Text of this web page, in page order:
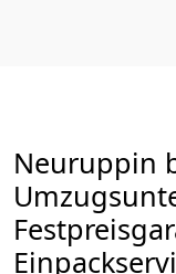
Neuruppin